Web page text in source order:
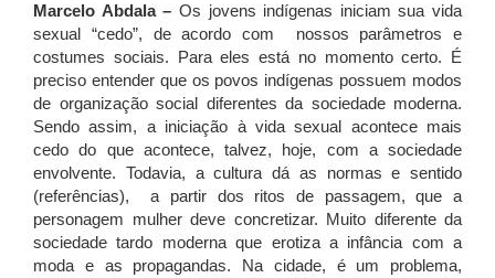
Marcelo Abdala – Os jovens indígenas iniciam sua vida
sexual “cedo”, de acordo com nossos parâmetros e
costumes sociais. Para eles está no momento certo. É
preciso entender que os povos indígenas possuem modos
de organização social diferentes da sociedade moderna.
Sendo assim, a iniciação à vida sexual acontece mais
cedo do que acontece, talvez, hoje, com a sociedade
envolvente. Todavia, a cultura dá as normas e sentido
(referências), a partir dos ritos de passagem, que a
personagem mulher deve concretizar. Muito diferente da
sociedade tardo moderna que erotiza a infância com a
moda e as propagandas. Na cidade, é um problema,